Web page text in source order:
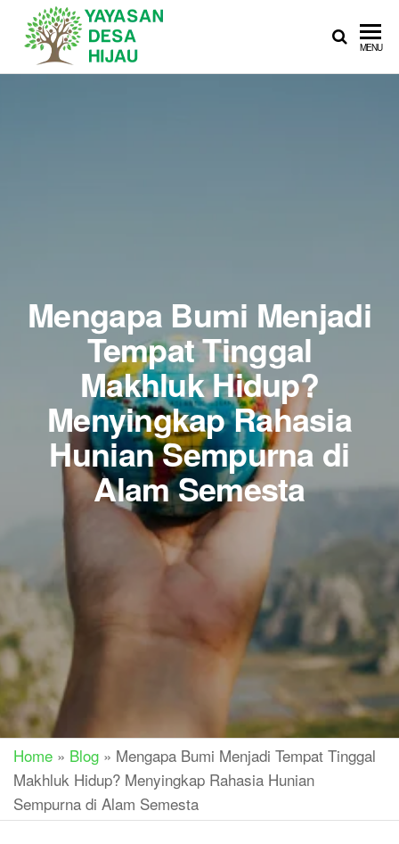
DESA
MENU
Mengapa Bumi Menjadi
Tempat Tinggal
Makhluk Hidup?
Menyingkap Rahasia
Hunian Sempurna di
Alam Semesta
Home » Blog » Mengapa Bumi Menjadi Tempat Tinggal
Makhluk Hidup? Menyingkap Rahasia Hunian
Sempurna di Alam Semesta